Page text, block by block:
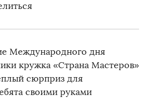
Международного дня
кружка «Страна Мастеров»
сюрприз для
своими руками